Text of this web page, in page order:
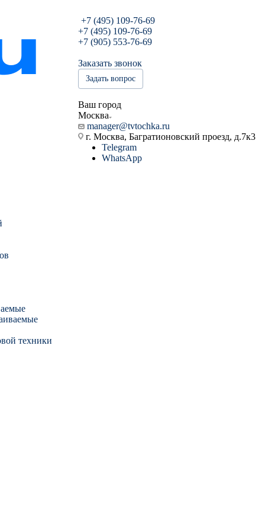
техники
+7 (495) 109-76-69
+7 (495) 109-76-69
+7 (905) 553-76-69
Заказать звонок
Задать вопрос
Ваш город
Москва
manager@tvtochka.ru
г. Москва, Багратионовский проезд, д.7к3
Telegram
WhatsApp